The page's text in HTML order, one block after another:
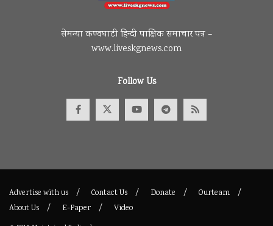
सेमन्या कण्वघाटी हिन्दी पाक्षिक समाचार पत्र –
www.liveskgnews.com
Follow Us
Advertise with us Contact Us Donate
Ourteam
About Us
E-Paper Video